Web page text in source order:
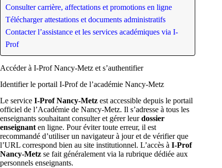
Consulter carrière, affectations et promotions en ligne
Télécharger attestations et documents administratifs
Contacter l’assistance et les services académiques via I-
Prof
Accéder à I-Prof Nancy-Metz et s’authentifier
Identifier le portail I-Prof de l’académie Nancy-Metz
Le service I-Prof Nancy-Metz est accessible depuis le portail
officiel de l’Académie de Nancy-Metz. Il s’adresse à tous les
enseignants souhaitant consulter et gérer leurdossier
enseignant en ligne. Pour éviter toute erreur, il est
recommandé d’utiliser un navigateur à jour et de vérifier que
l’URL correspond bien au site institutionnel. L’accès à I-Prof
Nancy-Metz se fait généralement via la rubrique dédiée aux
personnels enseignants.